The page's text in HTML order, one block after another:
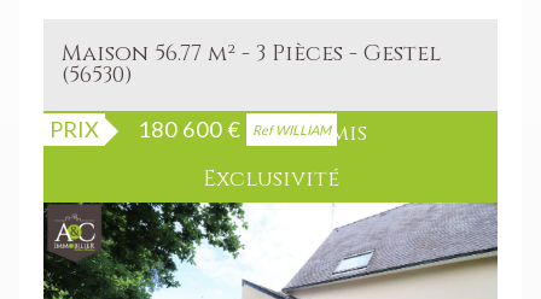
Maison 56.77 m² - 3 Pièces - Gestel
(56530)
PRIX 180 600€ Ref WILLIAM
Sous Compromis
Exclusivité